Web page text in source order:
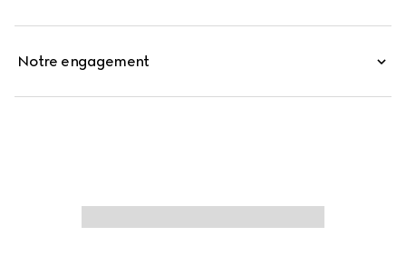
Notre engagement